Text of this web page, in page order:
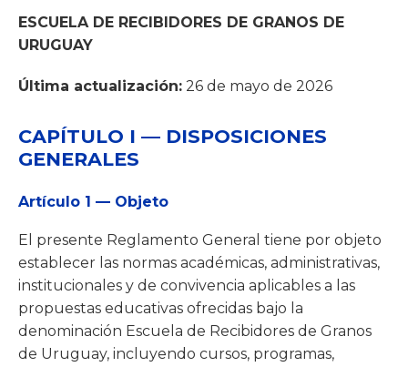
ESCUELA DE RECIBIDORES DE GRANOS DE
URUGUAY
Última actualización: 26 de mayo de 2026
CAPÍTULO I — DISPOSICIONES
GENERALES
Artículo 1 — Objeto
El presente Reglamento General tiene por objeto
establecer las normas académicas, administrativas,
institucionales y de convivencia aplicables a las
propuestas educativas ofrecidas bajo la
denominación Escuela de Recibidores de Granos
de Uruguay, incluyendo cursos, programas,